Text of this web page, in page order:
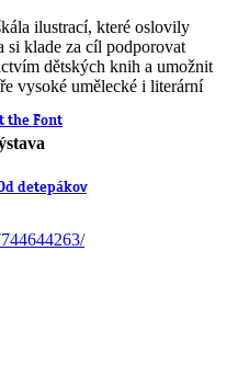
the Font
detepákov
ilustrací, které oslovily
si klade za cíl podporovat
dětských knih a umožnit
vysoké umělecké i literární